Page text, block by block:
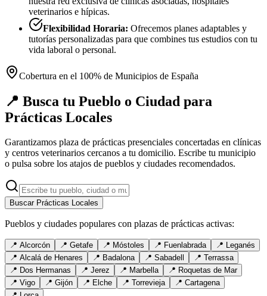
veterinarios e hípicas.
Flexibilidad Horaria: Ofrecemos planes adaptables y
tutorías personalizadas para que combines tus estudios con tu
vida laboral o personal.
Cobertura en el 100% de Municipios de España
📍 Busca tu Pueblo o Ciudad para
Prácticas Locales
Garantizamos plaza de prácticas presenciales concertadas en clínicas
y centros veterinarios cercanos a tu domicilio. Escribe tu municipio
o pulsa sobre los atajos de pueblos y ciudades recomendados.
Buscar Prácticas Locales
Pueblos y ciudades populares con plazas de prácticas activas:
📍 Alcorcón 📍 Getafe 📍 Móstoles 📍 Fuenlabrada 📍 Leganés
📍 Alcalá de Henares 📍 Badalona 📍 Sabadell 📍 Terrassa
📍 Dos Hermanas 📍 Jerez 📍 Marbella 📍 Roquetas de Mar
📍 Vigo 📍 Gijón 📍 Elche 📍 Torrevieja 📍 Cartagena